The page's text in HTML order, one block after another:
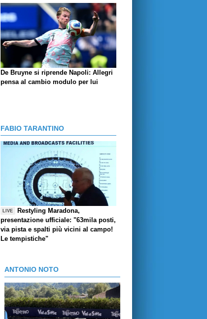
De Bruyne si riprende Napoli: Allegri
pensa al cambio modulo per lui
FABIO TARANTINO
LIVE
Restyling Maradona,
presentazione ufficiale: "63mila posti,
via pista e spalti più vicini al campo!
Le tempistiche"
ANTONIO NOTO